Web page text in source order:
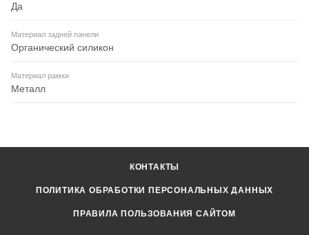
Да
Материал задней панели
Органический силикон
Материал рамки
Металл
КОНТАКТЫ
ПОЛИТИКА ОБРАБОТКИ ПЕРСОНАЛЬНЫХ ДАННЫХ
ПРАВИЛА ПОЛЬЗОВАНИЯ САЙТОМ